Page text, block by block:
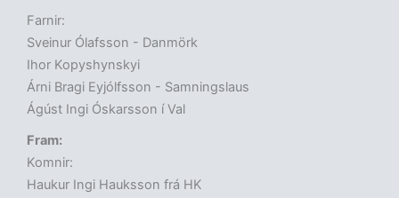
Farnir:
Sveinur Ólafsson - Danmörk
Ihor Kopyshynskyi
Árni Bragi Eyjólfsson - Samningslaus
Ágúst Ingi Óskarsson í Val
Fram:
Komnir:
Haukur Ingi Hauksson frá HK